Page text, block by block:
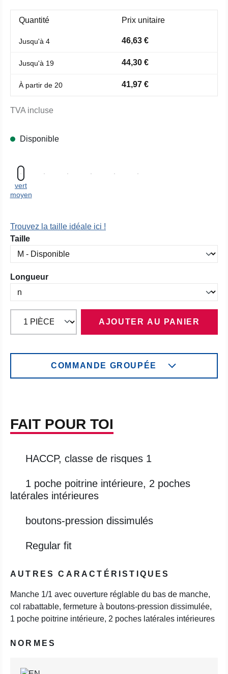
Quantité Prix unitaire
Jusqu'à 4 46,63 €
Jusqu'à 19 44,30 €
À partir de 20 41,97 €
TVA incluse
Disponible
vert
moyen
Trouvez la taille idéale ici !
Sélectionnez
Taille
Sélectionnez
Longueur
AJOUTER AU PANIER
COMMANDE GROUPÉE
FAIT POUR TOI
HACCP, classe de risques 1
1 poche poitrine intérieure, 2 poches
latérales intérieures
boutons-pression dissimulés
Regular fit
AUTRES CARACTÉRISTIQUES
Manche 1/1 avec ouverture réglable du bas de manche,
col rabattable, fermeture à boutons-pression dissimulée,
1 poche poitrine intérieure, 2 poches latérales intérieures
NORMES